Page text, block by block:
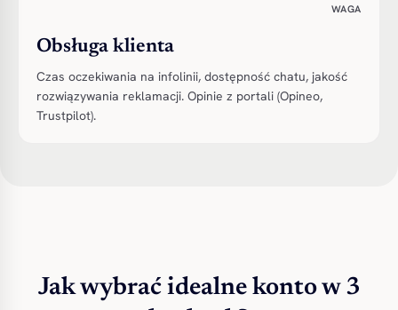
WAGA
Obsługa klienta
Czas oczekiwania na infolinii, dostępność chatu, jakość
rozwiązywania reklamacji. Opinie z portali (Opineo,
Trustpilot).
Jak wybrać idealne konto w 3